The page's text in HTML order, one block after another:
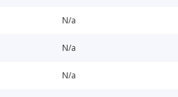
N/a
N/a
N/a